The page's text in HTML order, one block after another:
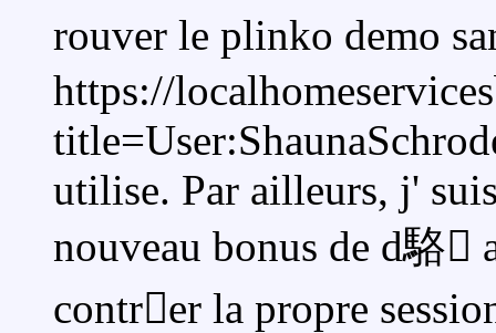
rouver le plinko demo
https://
utilise. Par ailleurs, j'
nouveau bonus de d駱
contrer la propre